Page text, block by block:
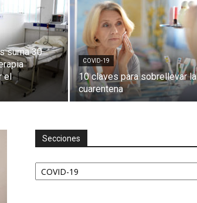
suma 30
el
COVID-19
10 claves para sobrellevar la
cuarentena
Secciones
Secciones